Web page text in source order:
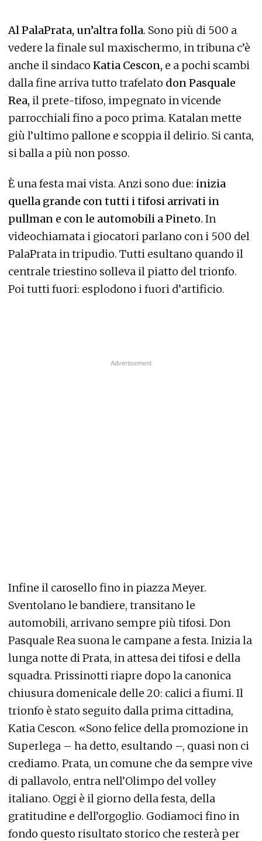
Al PalaPrata, un’altra folla. Sono più di 500 a
vedere la finale sul maxischermo, in tribuna c’è
anche il sindaco Katia Cescon, e a pochi scambi
dalla fine arriva tutto trafelato don Pasquale
Rea, il prete-tifoso, impegnato in vicende
parrocchiali fino a poco prima. Katalan mette
giù l’ultimo pallone e scoppia il delirio. Si canta,
si balla a più non posso.
È una festa mai vista. Anzi sono due: inizia
quella grande con tutti i tifosi arrivati in
pullman e con le automobili a Pineto. In
videochiamata i giocatori parlano con i 500 del
PalaPrata in tripudio. Tutti esultano quando il
centrale triestino solleva il piatto del trionfo.
Poi tutti fuori: esplodono i fuori d’artificio.
Infine il carosello fino in piazza Meyer.
Sventolano le bandiere, transitano le
automobili, arrivano sempre più tifosi. Don
Pasquale Rea suona le campane a festa. Inizia la
lunga notte di Prata, in attesa dei tifosi e della
squadra. Prissinotti riapre dopo la canonica
chiusura domenicale delle 20: calici a fiumi. Il
trionfo è stato seguito dalla prima cittadina,
Katia Cescon. «Sono felice della promozione in
Superlega – ha detto, esultando –, quasi non ci
crediamo. Prata, un comune che da sempre vive
di pallavolo, entra nell’Olimpo del volley
italiano. Oggi è il giorno della festa, della
gratitudine e dell’orgoglio. Godiamoci fino in
fondo questo risultato storico che resterà per